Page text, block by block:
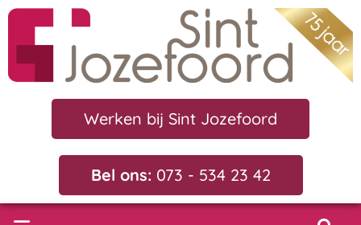
Werken bij Sint Jozefoord
Bel ons: 073 - 534 23 42